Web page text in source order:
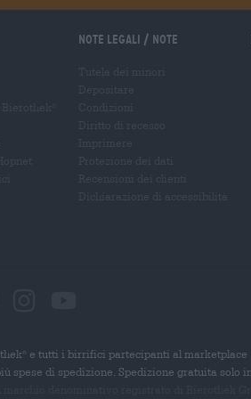
Note legali / Note
e tutti i birrifici partecipanti al marketplace
spese di spedizione. Spedizione gratuita solo
marchio denominativo registrato di Bierothek